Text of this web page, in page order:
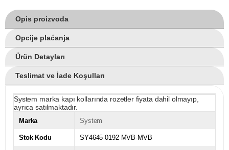
Opis proizvoda
Opcije plaćanja
Ürün Detayları
Teslimat ve İade Koşulları
System marka kapı kollarında rozetler fiyata dahil olmayıp,
ayrıca satılmaktadır.
Marka System
Stok Kodu SY4645 0192 MVB-MVB